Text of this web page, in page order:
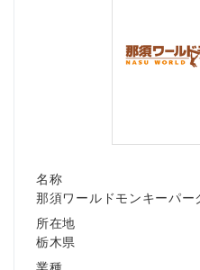
名称
那須ワールドモンキーパー
所在地
栃木県